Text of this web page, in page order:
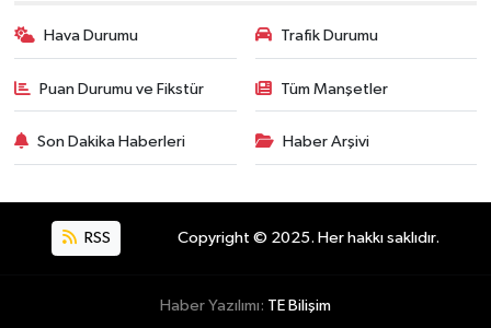
Hava Durumu Trafik Durumu
Puan Durumu ve Fikstür Tüm Manşetler
Son Dakika Haberleri Haber Arşivi
RSS Copyright © 2025. Her hakkı saklıdır.
Haber Yazılımı: TE Bilişim